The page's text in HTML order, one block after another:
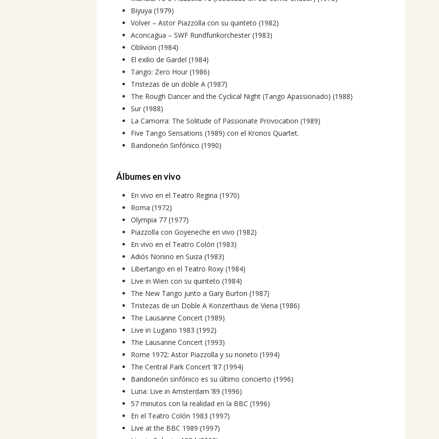
Biyuya (1979)
Volver – Astor Piazzolla con su quinteto (1982)
Aconcagua – SWF Rundfunkorchester (1983)
Oblivion (1984)
El exilio de Gardel (1984)
Tango: Zero Hour (1986)
Tristezas de un doble A (1987)
The Rough Dancer and the Cyclical Night (Tango Apassionado) (1988)
Sur (1988)
La Camorra: The Solitude of Passionate Provocation (1989)
Five Tango Sensations (1989) con el Kronos Quartet.
Bandoneón Sinfónico (1990)
Álbumes en vivo
En vivo en el Teatro Regina (1970)
Roma (1972)
Olympia 77 (1977)
Piazzolla con Goyeneche en vivo (1982)
En vivo en el Teatro Colón (1983)
Adiós Nonino en Suiza (1983)
Libertango en el Teatro Roxy (1984)
Live in Wien con su quinteto (1984)
The New Tango junto a Gary Burton (1987)
Tristezas de un Doble A Konzerthaus de Viena (1986)
The Lausanne Concert (1989)
Live in Lugano 1983 (1992)
The Lausanne Concert (1993)
Rome 1972: Astor Piazzolla y su noneto (1994)
The Central Park Concert ’87 (1994)
Bandoneón sinfónico es su último concierto (1996)
Luna: Live in Amsterdam ’89 (1996)
57 minutos con la realidad en la BBC (1996)
En el Teatro Colón 1983 (1997)
Live at the BBC 1989 (1997)